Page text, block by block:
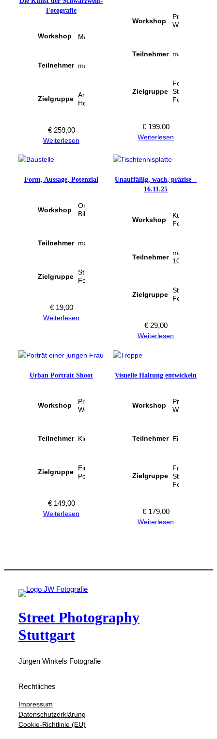
Fotografie
Workshop
Masterclass
Teilnehmer maximal 10
Zielgruppe
Ambitionierte
Hobbyfotografen
€259,00
Weiterlesen
Workshop
Präsenz-
Workshop
Teilnehmer maximal 6
Zielgruppe Street-
Fotografen
€199,00
Weiterlesen
Form, Aussage, Potenzial
Workshop
Online-
Bildbesprechung
Teilnehmer maximal 6
Zielgruppe
Street-
Fotografen
€19,00
Weiterlesen
Unauffällig, wach, präzise –
16.11.25
Workshop
Kuratierter
Fotowalk
Teilnehmer
maximal
10
Zielgruppe
Street-
Fotografen
€29,00
Weiterlesen
Urban Portrait Shoot
Workshop
Präsenz-
Workshop
Teilnehmer Kleingruppe
Zielgruppe
Einsteiger in die
Porträtfotografie
€149,00
Weiterlesen
Visuelle Haltung entwickeln
Workshop
Präsenz-
Workshop
Teilnehmer Einzelperson
Zielgruppe Street-
Fotografen
€179,00
Weiterlesen
Street Photography
Stuttgart
Jürgen Winkels Fotografie
Rechtliches
Impressum
Datenschutzerklärung
Cookie-Richtlinie (EU)